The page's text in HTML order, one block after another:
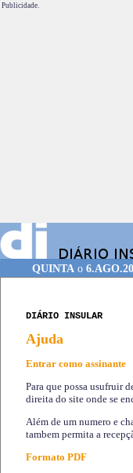
Publicidade.
QUINTAo
DIÁRIO INSULAR
Ajuda
Entrar como assinante
Para que possa usufruir
direita do site onde se
Além de um numero e
tambem permita a
Formato PDF